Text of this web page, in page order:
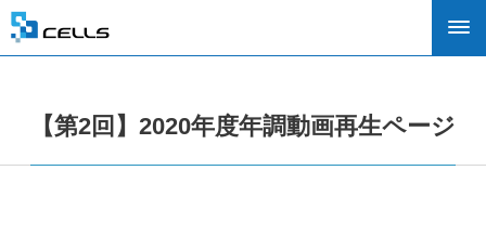
【第2回】2020年度年調動画再生ページ